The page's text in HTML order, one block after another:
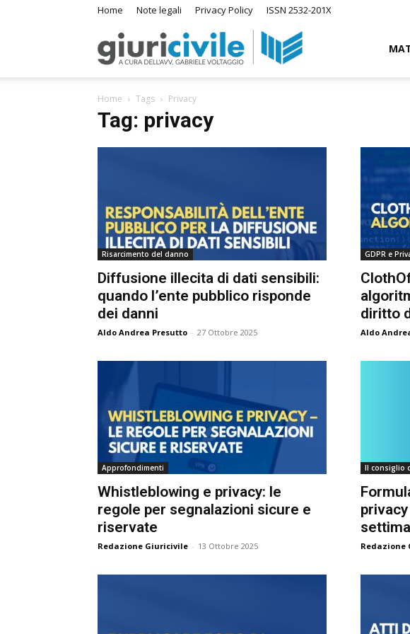
Home Note legali Privacy Policy ISSN 2532-201X
GiuriCivile.it
di
Diritto
Home Tags Privacy
Tag: privacy
Risarcimento del danno
Diffusione illecita di dati sensibili:
quando l’ente pubblico risponde
dei danni
Aldo Andrea Presutto - 27 Ottobre 2025
GDPR e
diritto
Aldo
Approfondimenti
Whistleblowing e privacy: le
regole per segnalazioni sicure e
riservate
Redazione Giuricivile - 13 Ottobre 2025
Il consiglio
Redazione
Autorizzo l’invio di
marketing nei limiti
Autorizzo
Cliccando su